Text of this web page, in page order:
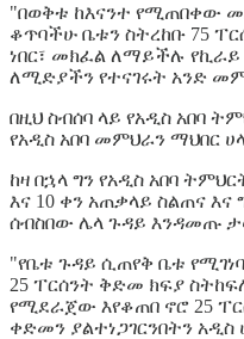
"በወቅቱ ከእናንተ የሚጠበቀው
ቆጥባችሁ ቤቱን ስትረከቡ 75
ነበር፣ መክፈል ለማይችሉ
ለሚድያችን የተናገሩት አንድ
በዚህ ስብሰባ ላይ የአዲስ አበባ
የአዲስ አበባ መምህራን ማህበር
ከዛ በኋላ ግን የአዲስ አበባ
እና 10 ቀን አጠቃላይ ስልጠና
ሰብስበው ሌላ ጉዳይ እንዳመጡ
"የቤቱ ጉዳይ ሲጠየቅ ቤቱ
25 ፐርሰንት ቅድመ ክፍያ
የሚደራጀው እየቆጠበ ኖሮ 25
ቀድመን ያልተነጋገርንበትን